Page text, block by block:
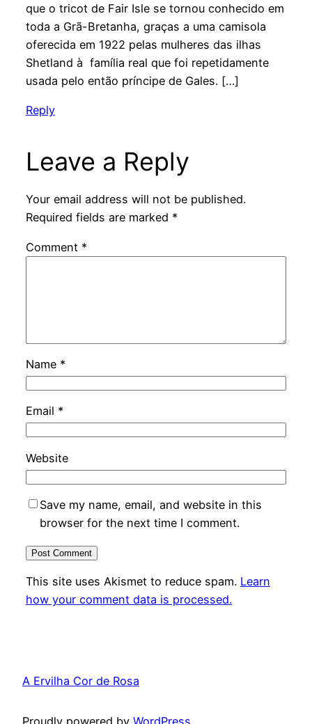
que o tricot de Fair Isle se tornou conhecido em
toda a Grã-Bretanha, graças a uma camisola
oferecida em 1922 pelas mulheres das ilhas
Shetland à família real que foi repetidamente
usada pelo então príncipe de Gales. […]
Reply
Leave a Reply
Your email address will not be published.
Required fields are marked *
Comment *
Name *
Email *
Website
Save my name, email, and website in this
browser for the next time I comment.
This site uses Akismet to reduce spam. Learn
how your comment data is processed.
A Ervilha Cor de Rosa